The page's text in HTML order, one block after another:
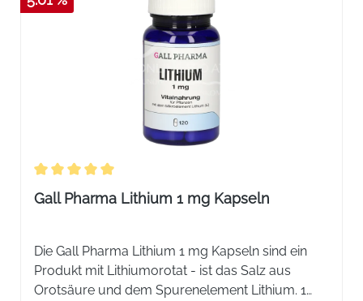
Durchschnittliche Bewertung von 5 von 5 Sternen
Gall Pharma Lithium 1 mg Kapseln
Die Gall Pharma Lithium 1 mg Kapseln sind ein
Produkt mit Lithiumorotat - ist das Salz aus
Orotsäure und dem Spurenelement Lithium. 1